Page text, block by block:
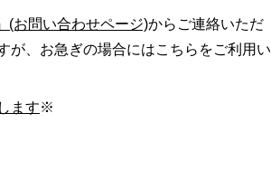
(お問い合わせページ)からご連絡いただ
が、お急ぎの場合にはこちらをご利用い
ます※